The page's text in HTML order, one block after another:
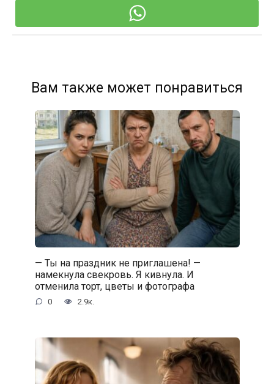
Вам также может понравиться
— Ты на праздник не приглашена! —
намекнула свекровь. Я кивнула. И
отменила торт, цветы и фотографа
0 2.9к.